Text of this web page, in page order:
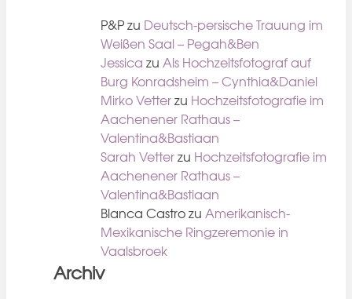
P&Pzu Deutsch-persische Trauung im
Weißen Saal – Pegah&Ben
Jessica zu Als Hochzeitsfotograf auf
Burg Konradsheim – Cynthia&Daniel
Mirko Vetterzu Hochzeitsfotografie im
Aachenener Rathaus –
Valentina&Bastiaan
Sarah Vetterzu Hochzeitsfotografie im
Aachenener Rathaus –
Valentina&Bastiaan
Blanca Castrozu Amerikanisch-
Mexikanische Ringzeremonie in
Vaalsbroek
Archiv